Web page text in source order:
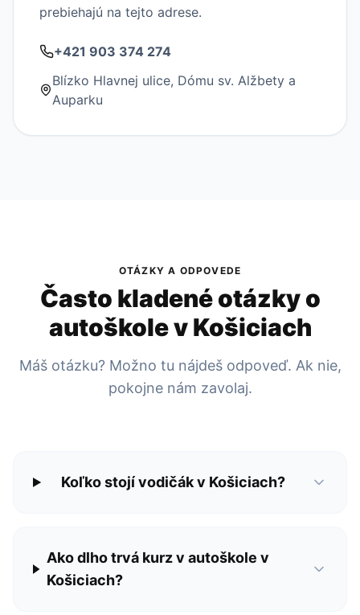
prebiehajú na tejto adrese.
+421 903 374 274
Blízko Hlavnej ulice, Dómu sv. Alžbety a
Auparku
OTÁZKY A ODPOVEDE
Často kladené otázky o
autoškole v Košiciach
Máš otázku? Možno tu nájdeš odpoveď. Ak nie,
pokojne nám zavolaj.
Koľko stojí vodičák v Košiciach?
Ako dlho trvá kurz v autoškole v
Košiciach?